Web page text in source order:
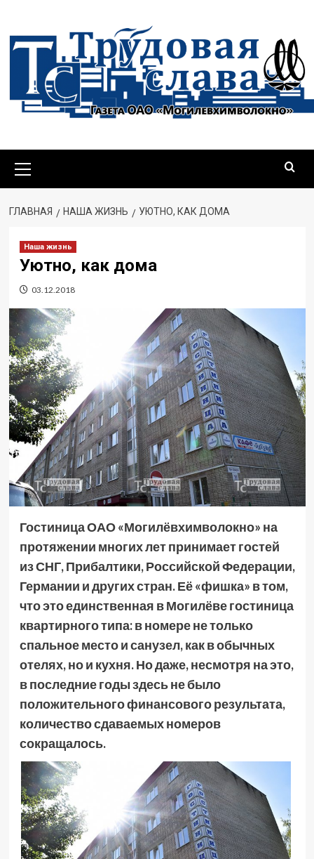
содержимому
меню
ГЛАВНАЯ НАША ЖИЗНЬ УЮТНО, КАК ДОМА
Наша жизнь
Уютно, как дома
03.12.2018
Гостиница ОАО «Могилёвхимволокно» на
протяжении многих лет принимает гостей
из СНГ, Прибалтики, Российской Федерации,
Германии и других стран. Её «фишка» в том,
что это единственная в Могилёве гостиница
квартирного типа: в номере не только
спальное место и санузел, как в обычных
отелях, но и кухня. Но даже, несмотря на это,
в последние годы здесь не было
положительного финансового результата,
количество сдаваемых номеров
сокращалось.